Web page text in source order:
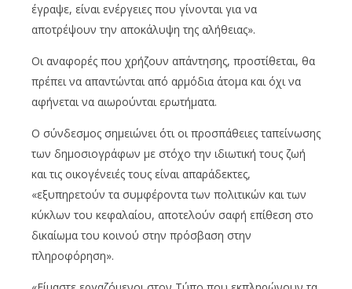
έγραψε, είναι ενέργειες που γίνονται για να
αποτρέψουν την αποκάλυψη της αλήθειας».
Οι αναφορές που χρήζουν απάντησης, προστίθεται, θα
πρέπει να απαντώνται από αρμόδια άτομα και όχι να
αφήνεται να αιωρούνται ερωτήματα.
Ο σύνδεσμος σημειώνει ότι οι προσπάθειες ταπείνωσης
των δημοσιογράφων με στόχο την ιδιωτική τους ζωή
και τις οικογένειές τους είναι απαράδεκτες,
«εξυπηρετούν τα συμφέροντα των πολιτικών και των
κύκλων του κεφαλαίου, αποτελούν σαφή επίθεση στο
δικαίωμα του κοινού στην πρόσβαση στην
πληροφόρηση».